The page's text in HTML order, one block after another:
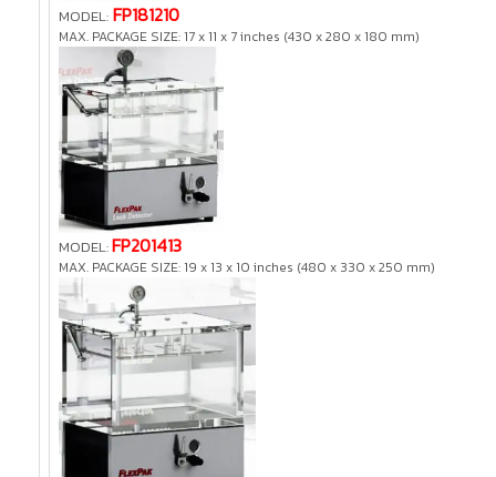
MODEL: FP181210
MAX. PACKAGE SIZE: 17 x 11 x 7 inches (430 x 280 x 180 mm)
MODEL:FP201413
MAX. PACKAGE SIZE: 19 x 13 x 10 inches (480 x 330 x 250 mm)